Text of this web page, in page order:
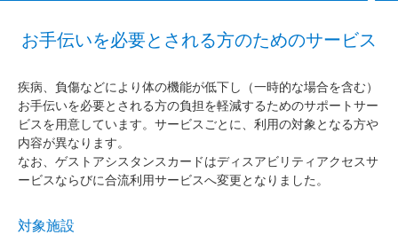
お手伝いを必要とされる方のためのサービス
疾病、負傷などにより体の機能が低下し（一時的な場合を含む）
お手伝いを必要とされる方の負担を軽減するためのサポートサー
ビスを用意しています。サービスごとに、利用の対象となる方や
内容が異なります。
なお、ゲストアシスタンスカードはディスアビリティアクセスサ
ービスならびに合流利用サービスへ変更となりました。
対象施設